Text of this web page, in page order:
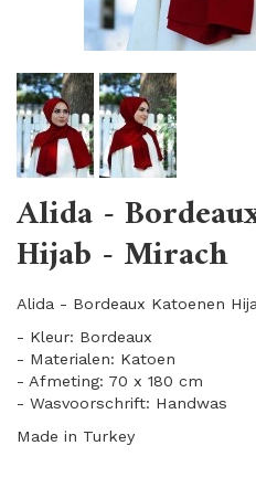
Alida -
Hijab - Mirach
Alida - Bordeaux Katoenen
- Kleur: Bordeaux
- Materialen: Katoen
- Afmeting: 70 x 180 cm
- Wasvoorschrift: Handwas
Made in Turkey